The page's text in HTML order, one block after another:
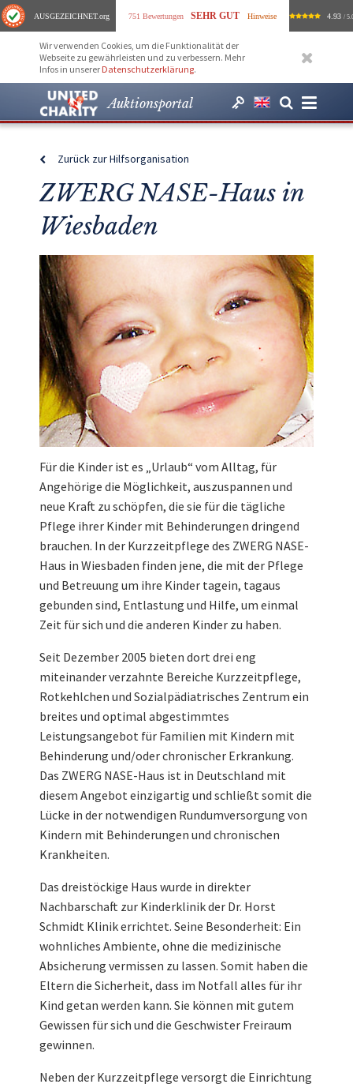
AUSGEZEICHNET.org 751 Bewertungen SEHR GUT Hinweise 4.93 /
Wir verwenden Cookies, um die Funktionalität der
Webseite zu gewährleisten und zu verbessern. Mehr
Infos in unserer Datenschutzerklärung.
Auktionsportal
Zurück zur Hilfsorganisation
ZWERG NASE-Haus in
Wiesbaden
Für die Kinder ist es „Urlaub“ vom Alltag, für
Angehörige die Möglichkeit, auszuspannen und
neue Kraft zu schöpfen, die sie für die tägliche
Pflege ihrer Kinder mit Behinderungen dringend
brauchen. In der Kurzzeitpflege des ZWERG NASE-
Haus in Wiesbaden finden jene, die mit der Pflege
und Betreuung um ihre Kinder tagein, tagaus
gebunden sind, Entlastung und Hilfe, um einmal
Zeit für sich und die anderen Kinder zu haben.
Seit Dezember 2005 bieten dort drei eng
miteinander verzahnte Bereiche Kurzzeitpflege,
Rotkehlchen und Sozialpädiatrisches Zentrum ein
breites und optimal abgestimmtes
Leistungsangebot für Familien mit Kindern mit
Behinderung und/oder chronischer Erkrankung.
Das ZWERG NASE-Haus ist in Deutschland mit
diesem Angebot einzigartig und schließt somit die
Lücke in der notwendigen Rundumversorgung von
Kindern mit Behinderungen und chronischen
Krankheiten.
Das dreistöckige Haus wurde in direkter
Nachbarschaft zur Kinderklinik der Dr. Horst
Schmidt Klinik errichtet. Seine Besonderheit: Ein
wohnliches Ambiente, ohne die medizinische
Absicherung vermissen zu lassen. Somit haben die
Eltern die Sicherheit, dass im Notfall alles für ihr
Kind getan werden kann. Sie können mit gutem
Gewissen für sich und die Geschwister Freiraum
gewinnen.
Neben der Kurzzeitpflege versorgt die Einrichtung